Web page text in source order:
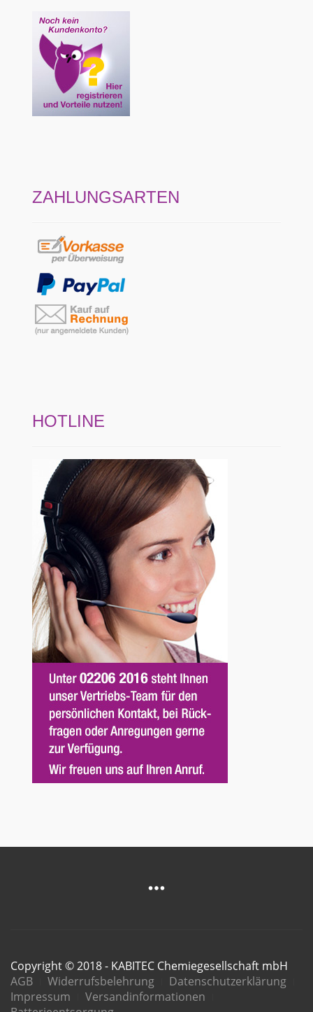
ZAHLUNGSARTEN
HOTLINE
Copyright © 2018 - KABITEC Chemiegesellschaft mbH
AGB
Widerrufsbelehrung
Datenschutzerklärung
Impressum
Versandinformationen